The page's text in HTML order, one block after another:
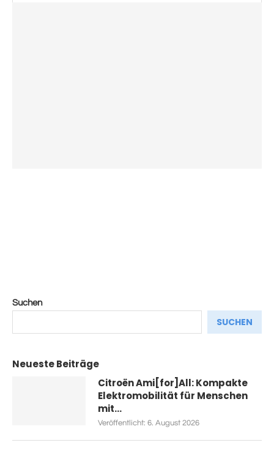
Suchen
SUCHEN
Neueste Beiträge
Citroën Ami[for]All: Kompakte
Elektromobilität für Menschen
mit...
Veröffentlicht: 6. August 2026